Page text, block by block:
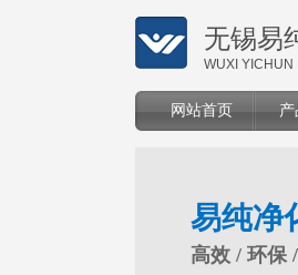
无锡易
WUXI YICHUN
网站首页
易纯净
高效 / 环保